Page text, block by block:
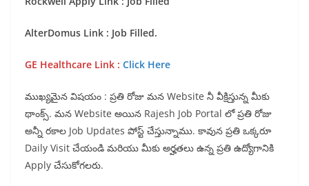
AlterDomus Link : Job Filled.
GE Healthcare Link : Click Here
ముఖ్యమైన విషయం : ప్రతి రోజు మన Website నీ వీక్షిస్తున్న మీకు
థాంక్స్. మన Website అయిన Rajesh Job Portal లో ప్రతి రోజు
అన్నీ రకాల Job Updates పోస్ట్ చేస్తున్నాము. కావున ప్రతి ఒక్కరూ
Daily Visit చేయండి మరియు మీకు అర్హతలు ఉన్న ప్రతి ఉద్యోగానికి
Apply చేసుకోగలరు.